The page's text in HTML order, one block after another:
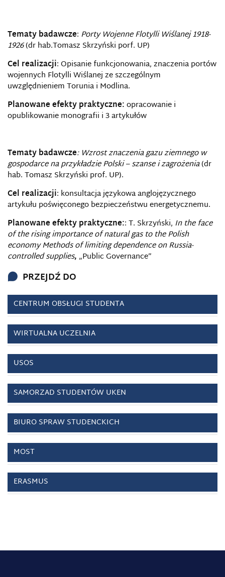
Tematy badawcze: Porty Wojenne Flotylli Wiślanej 1918-
1926(dr hab.Tomasz Skrzyński porf. UP)
Cel realizacji: Opisanie funkcjonowania, znaczenia portów
wojennych Flotylli Wiślanej ze szczególnym
uwzględnieniem Torunia i Modlina.
Planowane efekty praktyczne:opracowanie i
opublikowanie monografii i 3 artykułów
Tematy badawcze: Wzrost znaczenia gazu ziemnego w
gospodarce na przykładzie Polski – szanse i zagrożenia(dr
hab. Tomasz Skrzyński prof. UP).
Cel realizacji: konsultacja językowa anglojęzycznego
artykułu poświęconego bezpieczeństwu energetycznemu.
Planowane efekty praktyczne:: T. Skrzyński, In the face
of the rising importance of natural gas to the Polish
economy Methods of limiting dependence on Russia-
controlled supplies,„Public Governance”
PRZEJDŹ DO
CENTRUM OBSŁUGI STUDENTA
WIRTUALNA UCZELNIA
USOS
SAMORZAD STUDENTÓW UKEN
BIURO SPRAW STUDENCKICH
MOST
ERASMUS